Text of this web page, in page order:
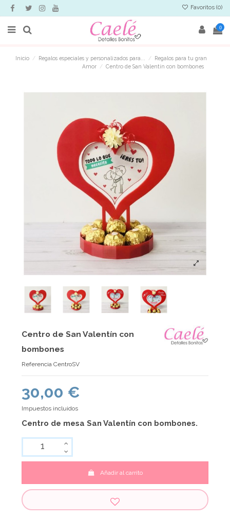
Favoritos (0)
0
Inicio Regalos especiales y personalizados para...
Regalos para tu gran
Amor
Centro de San Valentín con bombones
Centro de San Valentín con
bombones
Referencia CentroSV
30,00 €
Impuestos incluidos
Centro de mesa San Valentín con bombones.
Añadir al carrito